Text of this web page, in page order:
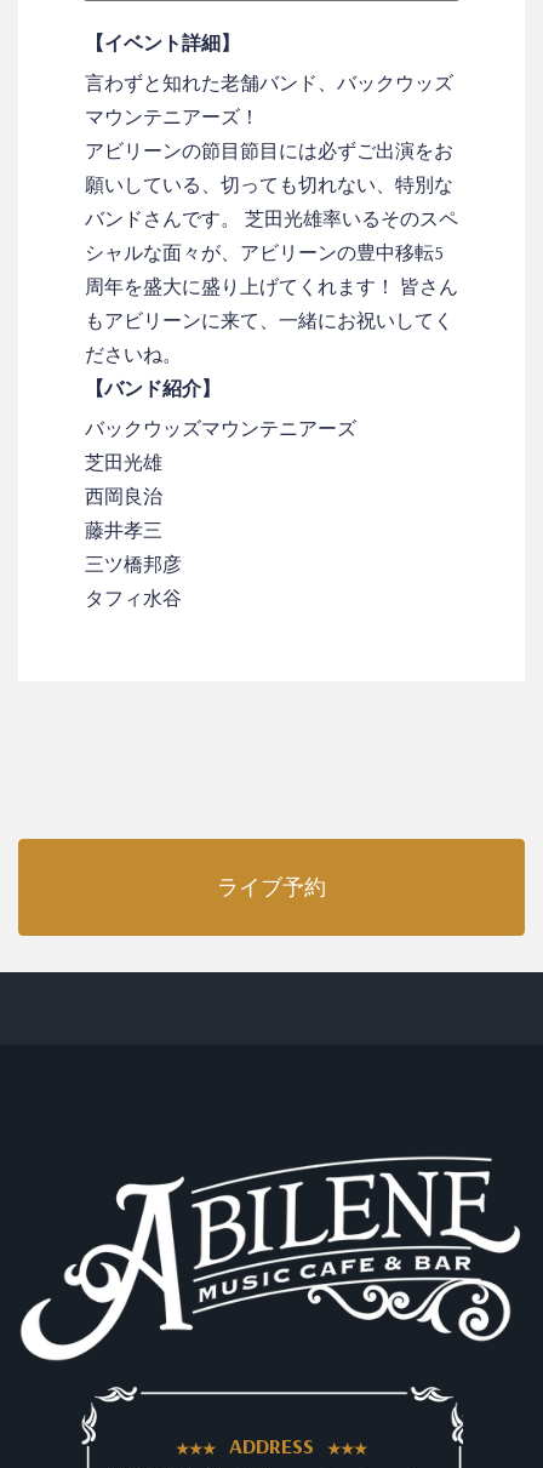
【イベント詳細】
言わずと知れた老舗バンド、バックウッズ
マウンテニアーズ！
アビリーンの節目節目には必ずご出演をお
願いしている、切っても切れない、特別な
バンドさんです。 芝田光雄率いるそのスペ
シャルな面々が、アビリーンの豊中移転5
周年を盛大に盛り上げてくれます！ 皆さん
もアビリーンに来て、一緒にお祝いしてく
ださいね。
【バンド紹介】
バックウッズマウンテニアーズ
芝田光雄
西岡良治
藤井孝三
三ツ橋邦彦
タフィ水谷
ライブ予約
ADDRESS